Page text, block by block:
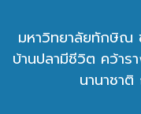
มหาวิทยาลัยทักษิณ
บ้านปลามีชีวิต คว้าร
นานาชา